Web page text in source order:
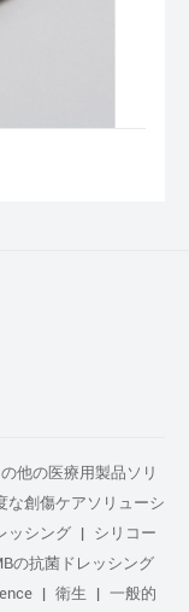
他の医療用製品ソリ
な創傷ケアソリューシ
ッシング
シリコー
の抗菌ドレッシング
衛生
一般的